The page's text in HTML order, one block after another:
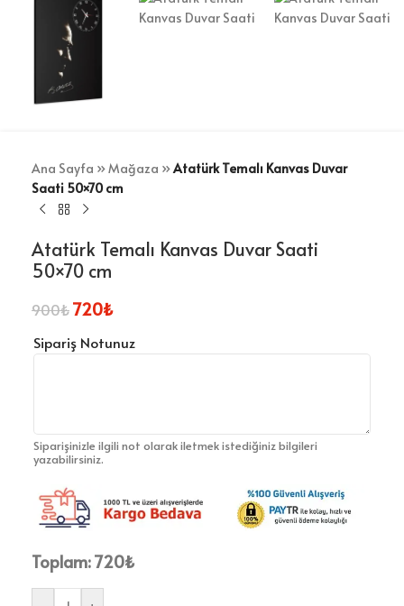
Ana Sayfa »Mağaza »Atatürk Temalı Kanvas Duvar
Saati 50×70 cm
Atatürk Temalı Kanvas Duvar Saati
50×70 cm
900₺720₺
Sipariş Notunuz
Siparişinizle ilgili not olarak iletmek istediğiniz bilgileri
yazabilirsiniz.
Toplam:720₺